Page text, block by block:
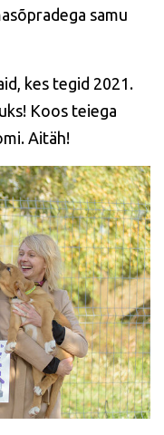
samu
kes tegid 2021.
Koos teiega
Aitäh!